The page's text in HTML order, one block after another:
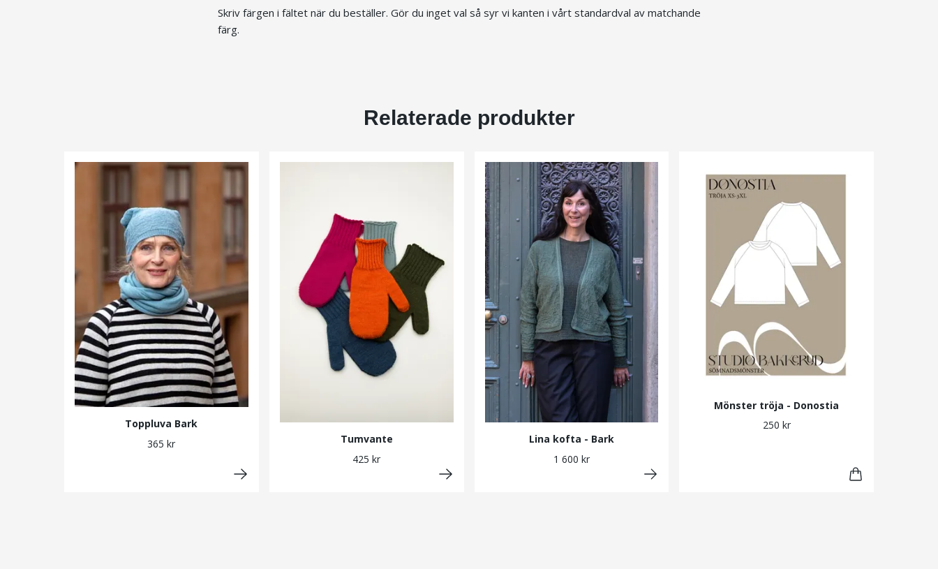
Skriv färgen i fältet när du beställer. Gör du inget val så syr vi kanten i vårt standardval av matchande
färg.
Relaterade produkter
Toppluva Bark
365 kr
Tumvante
425 kr
Lina kofta - Bark
1 600 kr
Mönster tröja - Donostia
250 kr